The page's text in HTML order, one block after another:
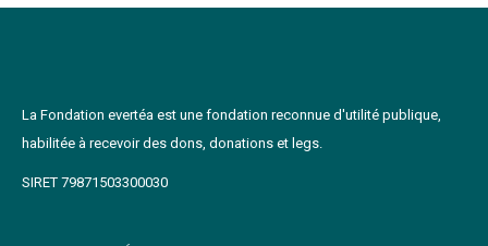
La Fondation evertéa est une fondation reconnue d'utilité publique,
habilitée à recevoir des dons, donations et legs.
SIRET 79871503300030